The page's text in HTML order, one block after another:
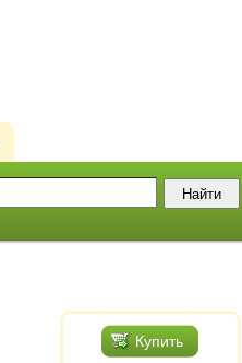
Купить